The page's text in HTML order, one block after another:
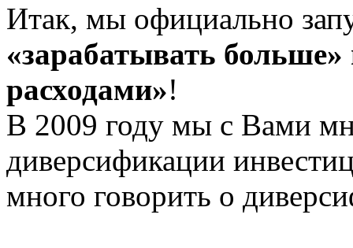
Итак, мы официально
«зарабатывать
расходами»!
В 2009 году мы с Вами
диверсификации
много говорить о